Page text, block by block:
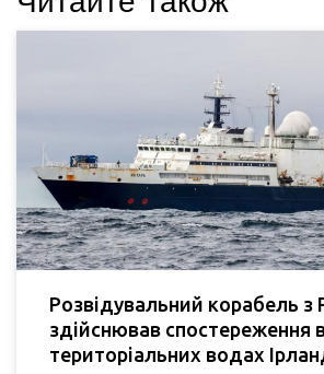
Розвідувальний корабель з
здійснював спостереження
територіальних водах